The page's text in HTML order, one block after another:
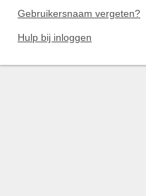
Gebruikersnaam vergeten?
Hulp bij inloggen